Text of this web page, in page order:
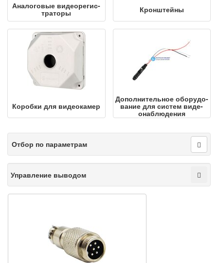
Аналоговые ви­де­оре­гис­
тра­то­ры Кронштейны
Коробки для видеокамер
Допол­ни­тель­ное обо­ру­до­
ва­ние для систем ви­де­
онаб­лю­де­ния
Отбор по параметрам
Управление выводом